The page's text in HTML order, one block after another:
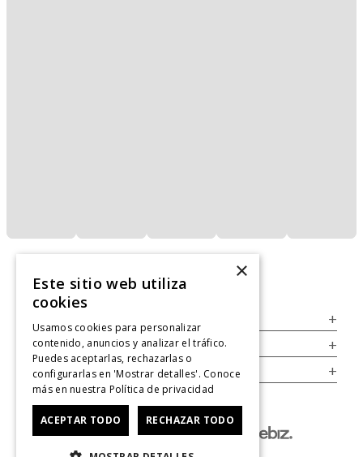
+
Legal +
Cuenta +
×
Este sitio web utiliza
cookies
Usamos cookies para personalizar
contenido, anuncios y analizar el tráfico.
Puedes aceptarlas, rechazarlas o
configurarlas en 'Mostrar detalles'. Conoce
más en nuestra Política de privacidad
ACEPTAR TODO RECHAZAR TODO